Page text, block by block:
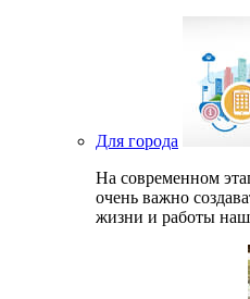
Для города
На современном
очень важно
жизни и работы